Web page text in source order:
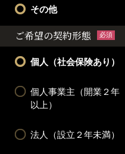
その他
ご希望の契約形態 必須
個人（社会保険あり）
個人事業主（開業２年
以上）
法人（設立２年未満）